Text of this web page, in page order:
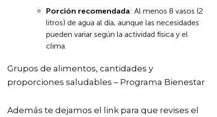
Porción recomendada: Al menos 8 vasos (2
litros) de agua al día, aunque las necesidades
pueden variar según la actividad física y el
clima.
Grupos de alimentos, cantidades y
proporciones saludables – Programa Bienestar
Además te dejamos el link para que revises el